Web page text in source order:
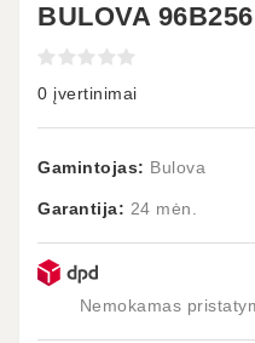
BULOVA 96B256
0 įvertinimai
Gamintojas: Bulova
Garantija: 24 mėn.
Nemokamas